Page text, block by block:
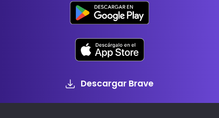
Descargar Brave